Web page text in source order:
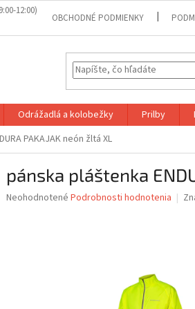
12:00)
OBCHODNÉ PODMIENKY
Odrážadlá a kolobežky Prilby
PAKAJAK neón žltá XL
pánska pláštenka
Priemerné
Neohodnotené Podrobnosti hodnotenia